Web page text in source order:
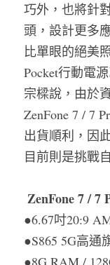
巧外，也將針
頭，設計更多
比單眼的絕美
Pocket行動電
宗樑說，由於
ZenFone 7 / 7
出貨順利，因
目前則是挑戰
ZenFone 7 / 7
●6.67吋20:9
●S865 5G高通
●8G RAM /